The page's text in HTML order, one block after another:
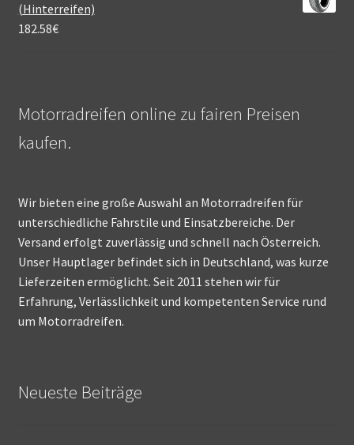
(Hinterreifen)
182.58€
Motorradreifen online zu fairen Preisen
kaufen.
Wir bieten eine große Auswahl an Motorradreifen für
unterschiedliche Fahrstile und Einsatzbereiche. Der
Versand erfolgt zuverlässig und schnell nach Österreich.
Unser Hauptlager befindet sich in Deutschland, was kurze
Lieferzeiten ermöglicht. Seit 2011 stehen wir für
Erfahrung, Verlässlichkeit und kompetenten Service rund
um Motorradreifen.
Neueste Beiträge